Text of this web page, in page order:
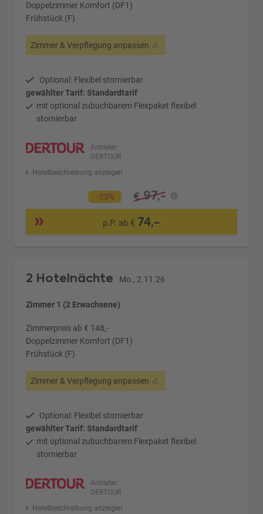
Doppelzimmer Komfort (DF1)
Frühstück (F)
Zimmer & Verpflegung anpassen
Optional: Flexibel stornierbar
gewählter Tarif: Standardtarif
mit optional zubuchbarem Flexpaket flexibel
stornierbar
Anbieter:
DERTOUR
Hotelbeschreibung anzeigen
-23% € 97,-
p.P. ab € 74,-
2 Hotelnächte Mo., 2.11.26
Zimmer 1 (2 Erwachsene)
Zimmerpreis ab € 148,-
Doppelzimmer Komfort (DF1)
Frühstück (F)
Zimmer & Verpflegung anpassen
Optional: Flexibel stornierbar
gewählter Tarif: Standardtarif
mit optional zubuchbarem Flexpaket flexibel
stornierbar
Anbieter:
DERTOUR
Hotelbeschreibung anzeigen